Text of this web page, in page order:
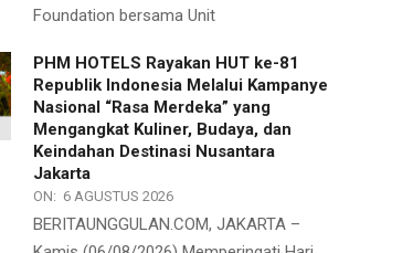
Foundation bersama Unit
PHM HOTELS Rayakan HUT ke-81
Republik Indonesia Melalui Kampanye
Nasional “Rasa Merdeka” yang
Mengangkat Kuliner, Budaya, dan
Keindahan Destinasi Nusantara
Jakarta
ON: 6 AGUSTUS 2026
BERITAUNGGULAN.COM, JAKARTA –